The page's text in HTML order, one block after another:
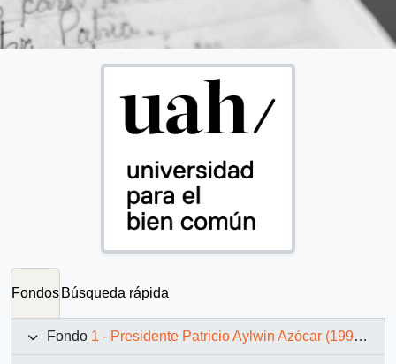
Fondos Búsqueda rápida
Fondo 1 - Presidente Patricio Aylwin Azócar (1990-1994)